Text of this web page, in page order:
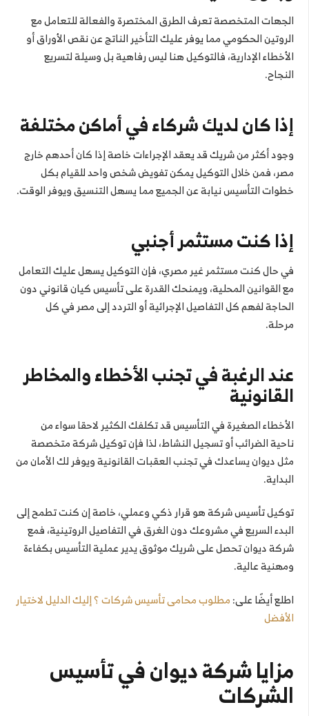
الجهات المتخصصة تعرف الطرق المختصرة والفعالة للتعامل مع
الروتين الحكومي مما يوفر عليك التأخير الناتج عن نقص الأوراق أو
الأخطاء الإدارية، فالتوكيل هنا ليس رفاهية بل وسيلة لتسريع
النجاح.
إذا كان لديك شركاء في أماكن مختلفة
وجود أكثر من شريك قد يعقد الإجراءات خاصة إذا كان أحدهم خارج
مصر، فمن خلال التوكيل يمكن تفويض شخص واحد للقيام بكل
خطوات التأسيس نيابة عن الجميع مما يسهل التنسيق ويوفر الوقت.
إذا كنت مستثمر أجنبي
في حال كنت مستثمر غير مصري، فإن التوكيل يسهل عليك التعامل
مع القوانين المحلية، ويمنحك القدرة على تأسيس كيان قانوني دون
الحاجة لفهم كل التفاصيل الإجرائية أو التردد إلى مصر في كل
مرحلة.
عند الرغبة في تجنب الأخطاء والمخاطر
القانونية
الأخطاء الصغيرة في التأسيس قد تكلفك الكثير لاحقا سواء من
ناحية الضرائب أو تسجيل النشاط، لذا فإن توكيل شركة متخصصة
مثل ديوان يساعدك في تجنب العقبات القانونية ويوفر لك الأمان من
البداية.
توكيل تأسيس شركة هو قرار ذكي وعملي، خاصة إن كنت تطمح إلى
البدء السريع في مشروعك دون الغرق في التفاصيل الروتينية، فمع
شركة ديوان تحصل على شريك موثوق يدير عملية التأسيس بكفاءة
ومهنية عالية.
اطلع أيضًا على:مطلوب محامى تأسيس شركات ؟ إليك الدليل لاختيار
الأفضل
مزايا شركة ديوان في تأسيس
الشركات